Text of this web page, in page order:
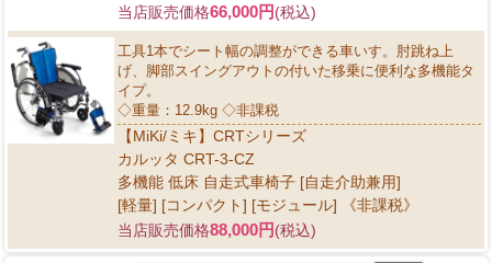
当店販売価格66,000円(税込)
工具1本でシート幅の調整ができる車いす。肘跳ね上
げ、脚部スイングアウトの付いた移乗に便利な多機能タ
イプ。
◇重量：12.9kg ◇非課税
【MiKi/ミキ】CRTシリーズ
カルッタ CRT-3-CZ
多機能 低床 自走式車椅子 [自走介助兼用]
[軽量] [コンパクト] [モジュール] 《非課税》
当店販売価格88,000円(税込)